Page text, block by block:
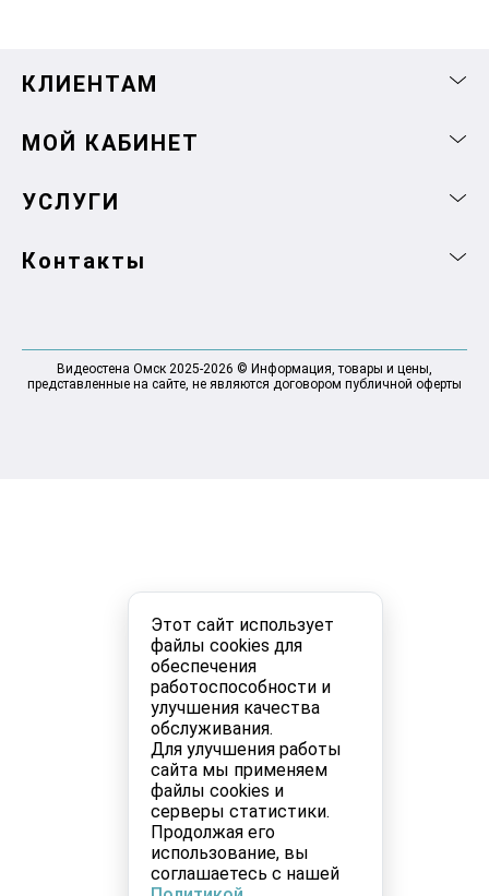
Этот сайт использует
файлы cookies для
обеспечения
работоспособности и
улучшения качества
обслуживания.
Для улучшения работы
сайта мы применяем
файлы cookies и
серверы статистики.
Продолжая его
использование, вы
соглашаетесь с нашей
КЛИЕНТАМ
МОЙ КАБИНЕТ
УСЛУГИ
Контакты
Видеостена Омск 2025-2026 © Информация, товары и цены,
представленные на сайте, не являются договором публичной оферты